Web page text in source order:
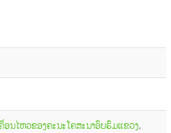
ອນໄຫວຂອງຄະນະໂຄສະນາອົບຮົມແຂວງ,